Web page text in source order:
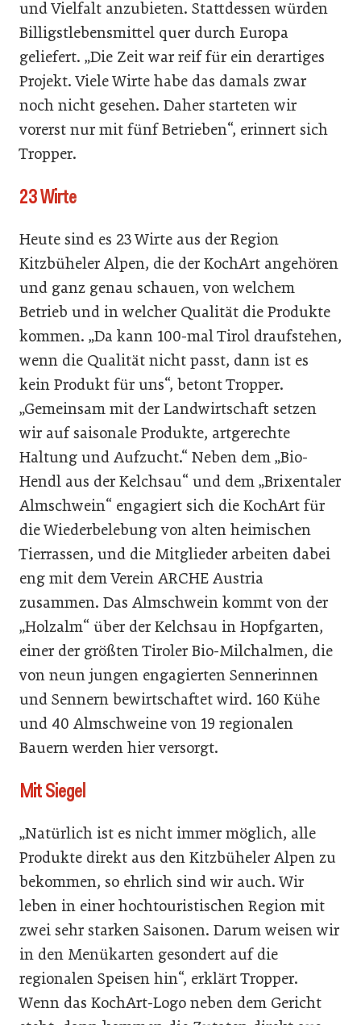
und Vielfalt anzubieten. Stattdessen würden
Billigstlebensmittel quer durch Europa
geliefert. „Die Zeit war reif für ein derartiges
Projekt. Viele Wirte habe das damals zwar
noch nicht gesehen. Daher starteten wir
vorerst nur mit fünf Betrieben“, erinnert sich
Tropper.
23 Wirte
Heute sind es 23 Wirte aus der Region
Kitzbüheler Alpen, die der KochArt angehören
und ganz genau schauen, von welchem
Betrieb und in welcher Qualität die Produkte
kommen. „Da kann 100-mal Tirol draufstehen,
wenn die Qualität nicht passt, dann ist es
kein Produkt für uns“, betont Tropper.
„Gemeinsam mit der Landwirtschaft setzen
wir auf saisonale Produkte, artgerechte
Haltung und Aufzucht.“ Neben dem „Bio-
Hendl aus der Kelchsau“ und dem „Brixentaler
Almschwein“ engagiert sich die KochArt für
die Wiederbelebung von alten heimischen
Tierrassen, und die Mitglieder arbeiten dabei
eng mit dem Verein ARCHE Austria
zusammen. Das Almschwein kommt von der
„Holzalm“ über der Kelchsau in Hopfgarten,
einer der größten Tiroler Bio-Milchalmen, die
von neun jungen engagierten Sennerinnen
und Sennern bewirtschaftet wird. 160 Kühe
und 40 Almschweine von 19 regionalen
Bauern werden hier versorgt.
Mit Siegel
„Natürlich ist es nicht immer möglich, alle
Produkte direkt aus den Kitzbüheler Alpen zu
bekommen, so ehrlich sind wir auch. Wir
leben in einer hochtouristischen Region mit
zwei sehr starken Saisonen. Darum weisen wir
in den Menükarten gesondert auf die
regionalen Speisen hin“, erklärt Tropper.
Wenn das KochArt-Logo neben dem Gericht